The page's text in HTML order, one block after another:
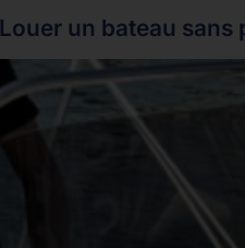
Louer un bateau sans